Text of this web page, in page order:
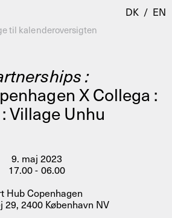
Kalender
Room Room
& Studios
Research
Om
Om AHC
DK / EN
til kalenderoversigten
:
X Collega :
Village Unhu
9. maj 2023
17.00 - 06.00
Hub Copenhagen
29, 2400 København NV